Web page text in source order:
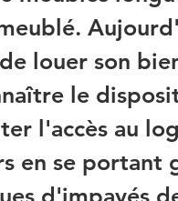
louer son
le
l'accès au
en se portant
d'impayés